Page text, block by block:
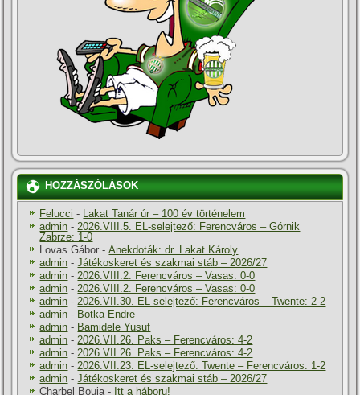
HOZZÁSZÓLÁSOK
Felucci - Lakat Tanár úr – 100 év történelem
admin -2026.VIII.5. EL-selejtező: Ferencváros – Górnik
Zabrze: 1-0
Lovas Gábor -Anekdoták: dr. Lakat Károly
admin -Játékoskeret és szakmai stáb – 2026/27
admin -2026.VIII.2. Ferencváros – Vasas: 0-0
admin -2026.VIII.2. Ferencváros – Vasas: 0-0
admin -2026.VII.30. EL-selejtező: Ferencváros – Twente: 2-2
admin - Botka Endre
admin - Bamidele Yusuf
admin -2026.VII.26. Paks – Ferencváros: 4-2
admin -2026.VII.26. Paks – Ferencváros: 4-2
admin -2026.VII.23. EL-selejtező: Twente – Ferencváros: 1-2
admin -Játékoskeret és szakmai stáb – 2026/27
Charbel Bouja- Itt a háboru!